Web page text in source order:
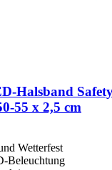
​Halsband
​55 x 2,5 cm
Wetterfest
Beleuchtung